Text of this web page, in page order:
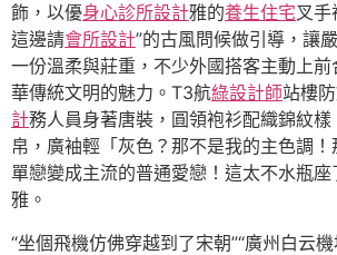
飾，以優身心診所設計雅的養生住宅叉手
這邊請會所設計”的古風問候做引導，讓
一份溫柔與莊重，不少外國搭客主動上
華傳統文明的魅力。T3航綠設計師站樓
計務人員身著唐裝，圓領袍衫配織錦紋
帛，廣袖輕「灰色？那不是我的主色調
單戀變成主流的普通愛戀！這太不水瓶
雅。
“坐個飛機仿佛穿越到了宋朝”“廣州白云